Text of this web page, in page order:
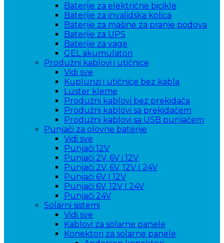
Baterije za električne bicikle
Baterije za invalidska kolica
Baterije za mašine za pranje podova
Baterije za UPS
Baterije za vage
GEL akumulatori
Produžni kablovi i utičnice
Vidi sve
Kuplunzi i utičnice bez kabla
Luster kleme
Produžni kablovi bez prekidača
Produžni kablovi sa prekidačem
Produžni kablovi sa USB punjačem
Punjači za olovne baterije
Vidi sve
Punjači 12V
Punjači 2V, 6V i 12V
Punjači 2V, 6V, 12V I 24V
Punjači 6V I 12V
Punjači 6V, 12V I 24V
Punjači 24V
Solarni sistemi
Vidi sve
Kablovi za solarne panele
Konektori za solarne panele